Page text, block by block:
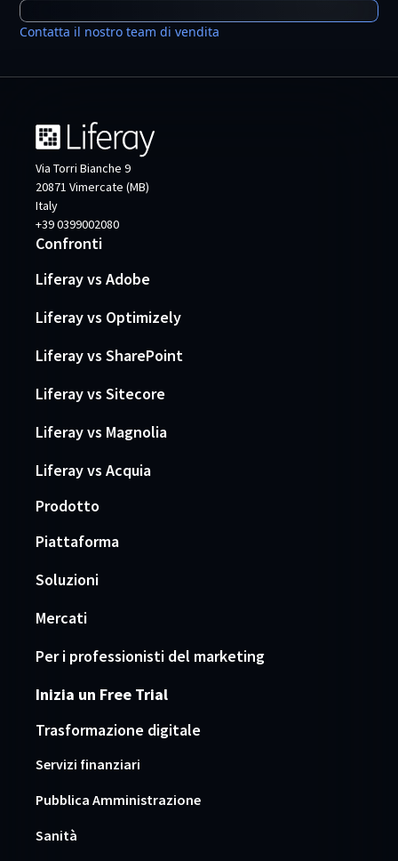
Contatta il nostro team di vendita
Via Torri Bianche 9
20871 Vimercate (MB)
Italy
+39 0399002080
Confronti
Liferay vs Adobe
Liferay vs Optimizely
Liferay vs SharePoint
Liferay vs Sitecore
Liferay vs Magnolia
Liferay vs Acquia
Prodotto
Piattaforma
Soluzioni
Mercati
Per i professionisti del marketing
Inizia un Free Trial
Trasformazione digitale
Servizi finanziari
Pubblica Amministrazione
Sanità